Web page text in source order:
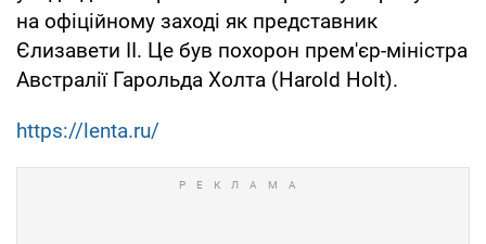
на офіційному заході як представник
Єлизавети II. Це був похорон прем'єр-міністра
Австралії Гарольда Холта (Harold Holt).
https://lenta.ru/